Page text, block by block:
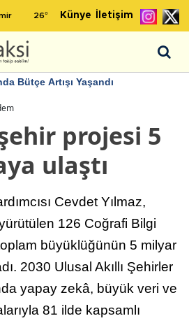
26° Künye İletişim
Bütçe Artışı Yaşandı
projesi 5
ulaştı
Cevdet Yılmaz,
126 Coğrafi Bilgi
büyüklüğünün 5 milyar
2030 Ulusal Akıllı Şehirler
yapay zekâ, büyük veri ve
81 ilde kapsamlı